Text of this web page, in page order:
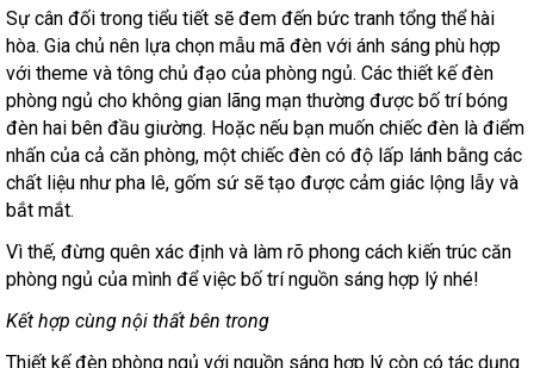
Sự cân đối trong tiểu tiết sẽ đem đến bức tranh tổng thể hài
hòa. Gia chủ nên lựa chọn mẫu mã đèn với ánh sáng phù hợp
với theme và tông chủ đạo của phòng ngủ. Các thiết kế đèn
phòng ngủ cho không gian lãng mạn thường được bố trí bóng
đèn hai bên đầu giường. Hoặc nếu bạn muốn chiếc đèn là điểm
nhấn của cả căn phòng, một chiếc đèn có độ lấp lánh bằng các
chất liệu như pha lê, gốm sứ sẽ tạo được cảm giác lộng lẫy và
bắt mắt.
Vì thế, đừng quên xác định và làm rõ phong cách kiến trúc căn
phòng ngủ của mình để việc bố trí nguồn sáng hợp lý nhé!
Kết hợp cùng nội thất bên trong
Thiết kế đèn phòng ngủ với nguồn sáng hợp lý còn có tác dụng